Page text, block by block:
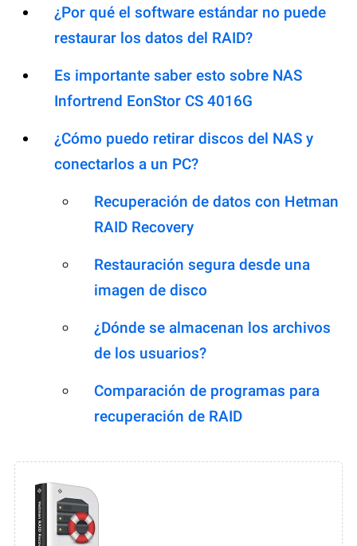
¿Por qué el software estándar no puede
restaurar los datos del RAID?
Es importante saber esto sobre NAS
Infortrend EonStor CS 4016G
¿Cómo puedo retirar discos del NAS y
conectarlos a un PC?
Recuperación de datos con Hetman
RAID Recovery
Restauración segura desde una
imagen de disco
¿Dónde se almacenan los archivos
de los usuarios?
Comparación de programas para
recuperación de RAID